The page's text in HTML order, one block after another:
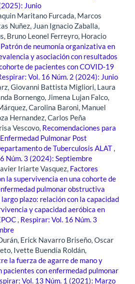
Junio
Maritano Furcada, Marcos
Nuñez, Juan Ignacio Zaballa,
Bruno Leonel Ferreyro, Horacio
Patrón de neumonía organizativa en
y asociación con resultados
de pacientes con COVID-19
Vol. 16 Núm. 2 (2024): Junio
Giovanni Battista Migliori, Laura
Bornengo, Jimena Lujan Falco,
Carolina Baroni, Manuel
Hernandez, Carlos Peña
Vescovo, Recomendaciones para
Pulmonar Post
de Tuberculosis ALAT,
Núm. 3 (2024): Septiembre
Iriarte Vasquez, Factores
la supervivencia en una cohorte de
pulmonar obstructiva
plazo: relación con la capacidad
y capacidad aeróbica en
, Respirar: Vol. 16 Núm. 3
Erick Navarro Briseño, Oscar
Ivette Buendía Roldán,
la fuerza de agarre de mano y
pacientes con enfermedad pulmonar
Vol. 13 Núm. 1 (2021): Marzo